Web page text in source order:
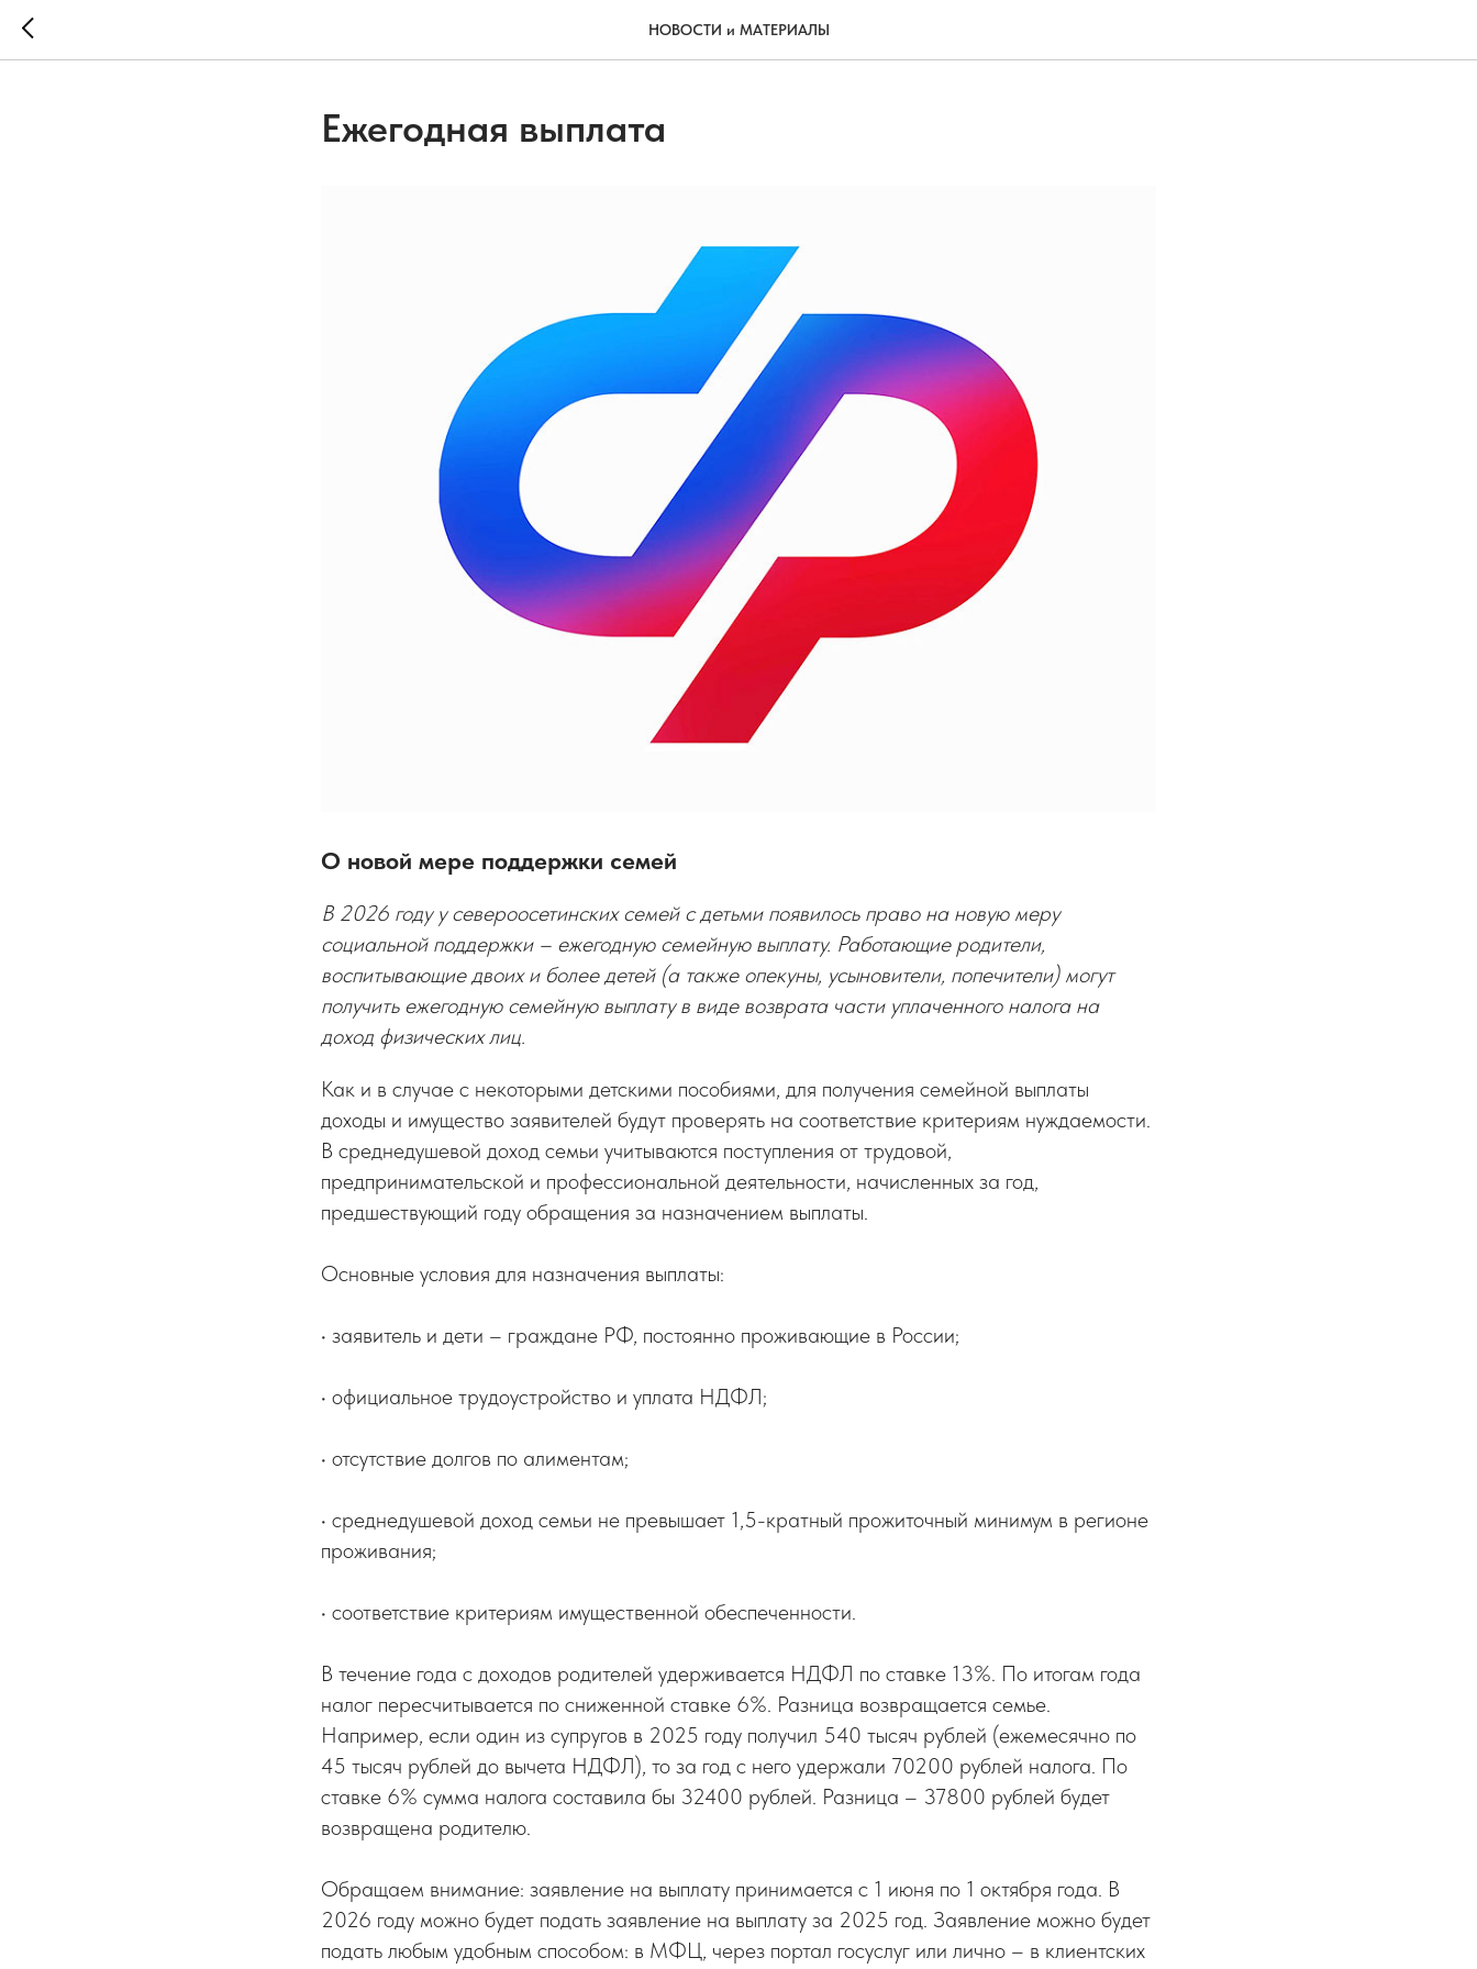
НОВОСТИ и МАТЕРИАЛЫ
Ежегодная выплата
О новой мере поддержки семей
В 2026 году у североосетинских семей с детьми появилось право на новую меру
социальной поддержки – ежегодную семейную выплату. Работающие родители,
воспитывающие двоих и более детей (а также опекуны, усыновители, попечители) могут
получить ежегодную семейную выплату в виде возврата части уплаченного налога на
доход физических лиц.
Как и в случае с некоторыми детскими пособиями, для получения семейной выплаты
доходы и имущество заявителей будут проверять на соответствие критериям нуждаемости.
В среднедушевой доход семьи учитываются поступления от трудовой,
предпринимательской и профессиональной деятельности, начисленных за год,
предшествующий году обращения за назначением выплаты.
Основные условия для назначения выплаты:
• заявитель и дети – граждане РФ, постоянно проживающие в России;
• официальное трудоустройство и уплата НДФЛ;
• отсутствие долгов по алиментам;
• среднедушевой доход семьи не превышает 1,5-кратный прожиточный минимум в регионе
проживания;
• соответствие критериям имущественной обеспеченности.
В течение года с доходов родителей удерживается НДФЛ по ставке 13%. По итогам года
налог пересчитывается по сниженной ставке 6%. Разница возвращается семье.
Например, если один из супругов в 2025 году получил 540 тысяч рублей (ежемесячно по
45 тысяч рублей до вычета НДФЛ), то за год с него удержали 70200 рублей налога. По
ставке 6% сумма налога составила бы 32400 рублей. Разница – 37800 рублей будет
возвращена родителю.
Обращаем внимание: заявление на выплату принимается с 1 июня по 1 октября года. В
2026 году можно будет подать заявление на выплату за 2025 год. Заявление можно будет
подать любым удобным способом: в МФЦ, через портал госуслуг или лично – в клиентских